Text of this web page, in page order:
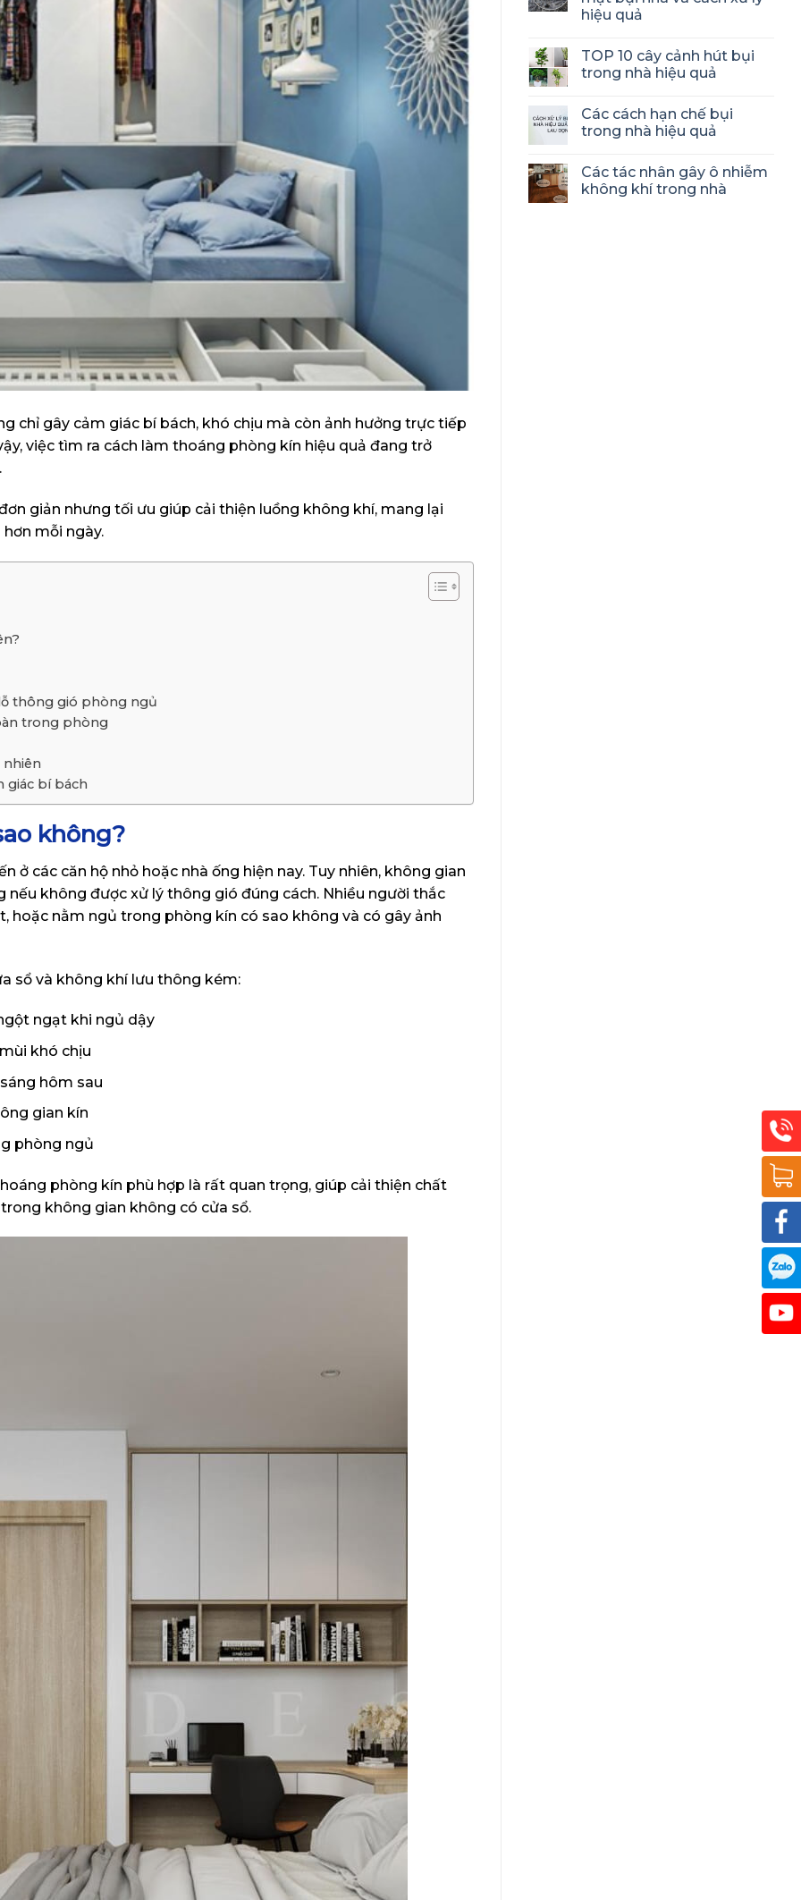
chỉ gây cảm giác bí bách, khó chịu mà còn ảnh hưởng trực tiếp
việc tìm ra cách làm thoáng phòng kín hiệu quả đang trở
giản nhưng tối ưu giúp cải thiện luồng không khí, mang lại
mỗi ngày.
thông gió phòng ngủ
trong phòng
nhiên
giác bí bách
không?
các căn hộ nhỏ hoặc nhà ống hiện nay. Tuy nhiên, không gian
không được xử lý thông gió đúng cách. Nhiều người thắc
nằm ngủ trong phòng kín có sao không và có gây ảnh
sổ và không khí lưu thông kém:
ngạt khi ngủ dậy
khó chịu
hôm sau
gian kín
phòng ngủ
phòng kín phù hợp là rất quan trọng, giúp cải thiện chất
không gian không có cửa sổ.
hiệu quả
TOP 10 cây cảnh hút bụi
trong nhà hiệu quả
Các cách hạn chế bụi
trong nhà hiệu quả
Các tác nhân gây ô nhiễm
không khí trong nhà